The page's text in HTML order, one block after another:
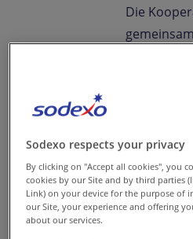
Die
als auch
großen
die
Sodexo respects your privacy
By clicking on "Accept all cookies", you
cookies by our Site and by third parties
Link) on your device for the purpose of
our Site, your experience and offering
about our services.